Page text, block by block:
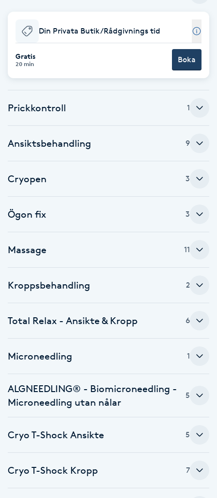
Balayage
Barnklippning
Blowout
Bottenfärg
Brynformning
Brynplockning
Bröllopsuppsättning
Celluliter
Cryoterapi
D
Damklippning
Din Privata Butik/Rådgivnings tid
Gratis
20 min Boka
Prickkontroll 1
Ansiktsbehandling 9
Cryopen 3
Ögon fix 3
Massage 11
Kroppsbehandling 2
Total Relax - Ansikte & Kropp 6
Microneedling 1
ALGNEEDLING® - Biomicroneedling -
Microneedling utan nålar
5
Cryo T-Shock Ansikte 5
Cryo T-Shock Kropp 7